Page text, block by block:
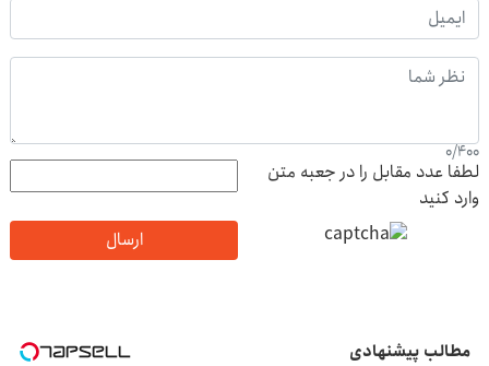
0/400
لطفا عدد مقابل را در جعبه متن
وارد کنید
ارسال
مطالب پیشنهادی